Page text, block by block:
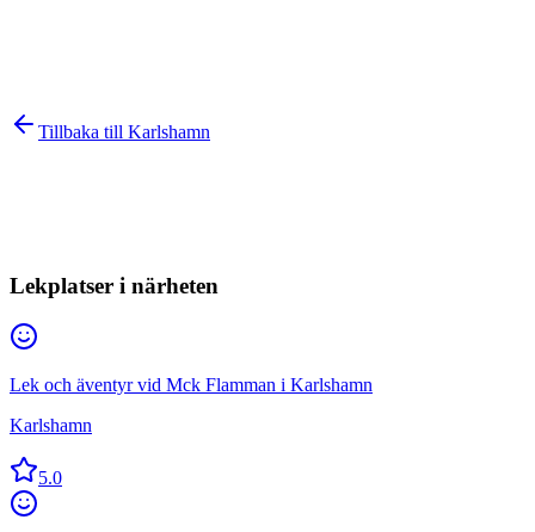
Tillbaka till Karlshamn
Lekplatser i närheten
Lek och äventyr vid Mck Flamman i Karlshamn
Karlshamn
5.0